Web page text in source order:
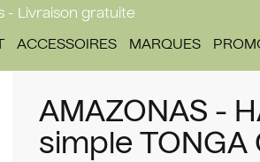
- Livraison gratuite
ACCESSOIRES MARQUES
AMAZONAS -
simple TONGA